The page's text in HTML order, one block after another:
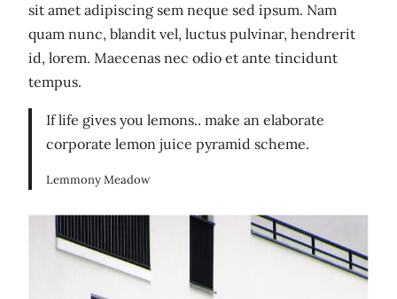
sit amet adipiscing sem neque sed ipsum. Nam
quam nunc, blandit vel, luctus pulvinar, hendrerit
id, lorem. Maecenas nec odio et ante tincidunt
tempus.
If life gives you lemons.. make an elaborate
corporate lemon juice pyramid scheme.
Lemmony Meadow